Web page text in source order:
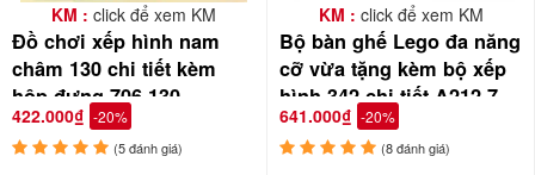
KM : click để xem KM
Đồ chơi xếp hình nam
châm 130 chi tiết kèm
hộp đựng 706-130
422.000₫ -20%
(5 đánh giá)
KM : click để xem KM
Bộ bàn ghế Lego đa năng
cỡ vừa tặng kèm bộ xếp
hình 342 chi tiết A212-7
641.000₫ -20%
(8 đánh giá)